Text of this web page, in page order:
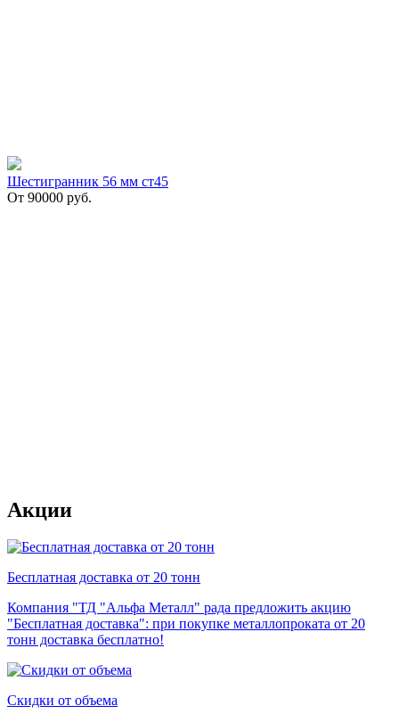
Шестигранник 56 мм ст45
От 90000 руб.
Акции
Бесплатная доставка от 20 тонн
Компания "ТД "Альфа Металл" рада предложить акцию
"Бесплатная доставка": при покупке металлопроката от 20
тонн доставка бесплатно!
Скидки от объема